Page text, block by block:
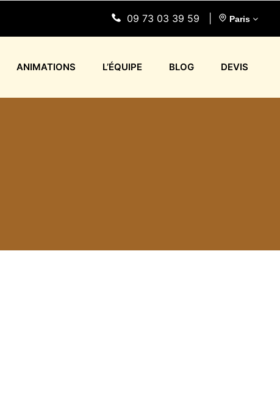
09 73 03 39 59 Paris
ANIMATIONS L’ÉQUIPE BLOG DEVIS